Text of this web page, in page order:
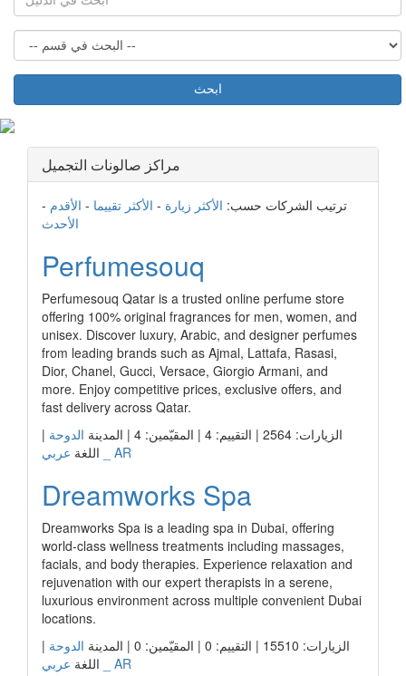
ابحث
مراكز صالونات التجميل
ترتيب الشركات حسب: الأكثر زيارة - الأكثر تقييما - الأقدم -
الأحدث
Perfumesouq
Perfumesouq Qatar is a trusted online perfume store
offering 100% original fragrances for men, women, and
unisex. Discover luxury, Arabic, and designer perfumes
from leading brands such as Ajmal, Lattafa, Rasasi,
Dior, Chanel, Gucci, Versace, Giorgio Armani, and
more. Enjoy competitive prices, exclusive offers, and
fast delivery across Qatar.
الزيارات: 2564 | التقييم: 4 | المقيّمين: 4 | المدينة
الدوحة |
اللغة عربي _ AR
Dreamworks Spa
Dreamworks Spa is a leading spa in Dubai, offering
world-class wellness treatments including massages,
facials, and body therapies. Experience relaxation and
rejuvenation with our expert therapists in a serene,
luxurious environment across multiple convenient Dubai
locations.
الزيارات: 15510 | التقييم: 0 | المقيّمين: 0 | المدينة
الدوحة |
اللغة عربي _ AR